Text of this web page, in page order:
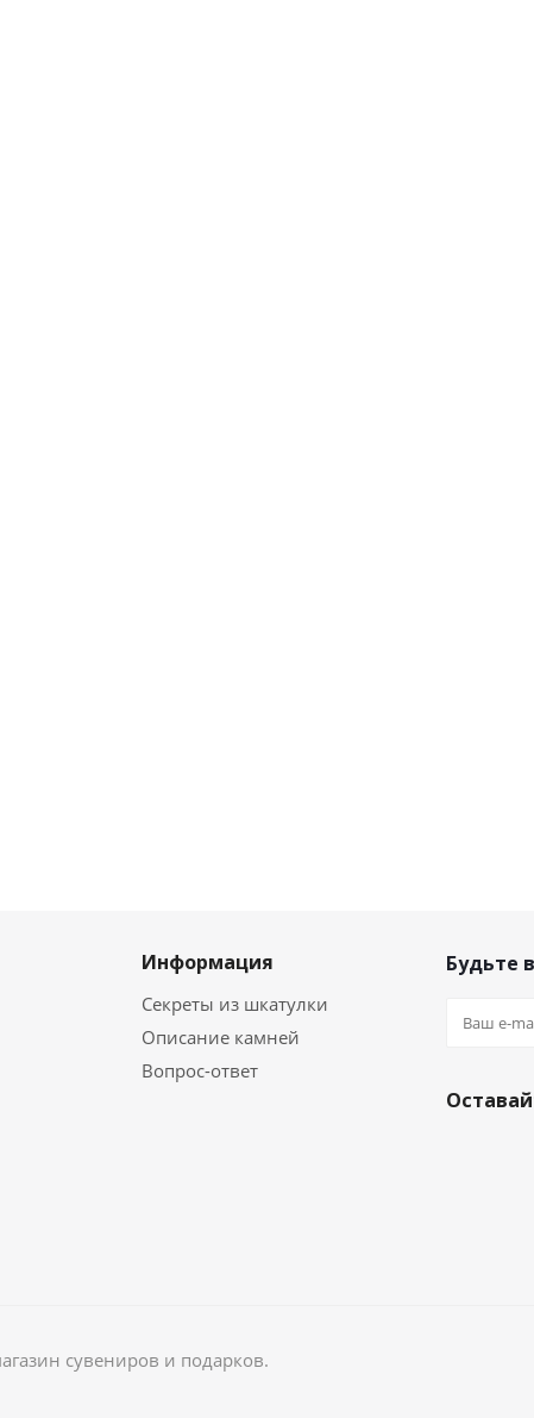
Информация
Секреты из шкатулки
Описание камней
Вопрос-ответ
Будьте
сувениров и подарков.